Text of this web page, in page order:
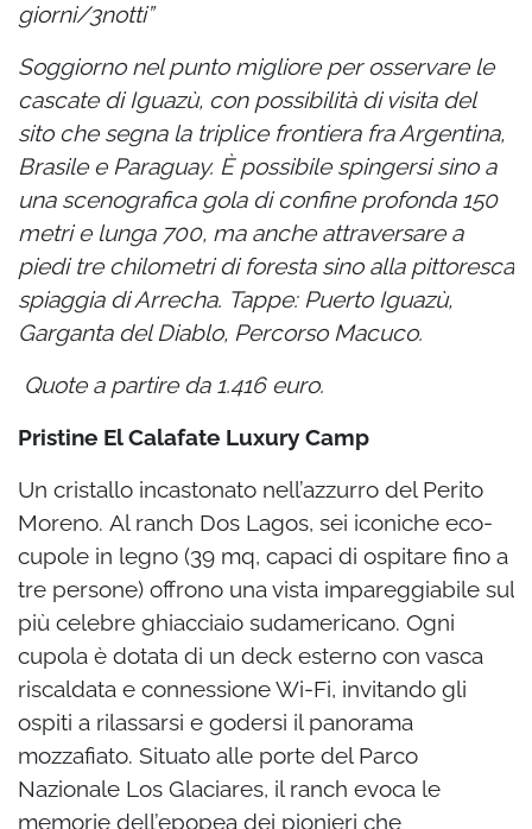
giorni/3notti”
Soggiorno nel punto migliore per osservare le
cascate di Iguazù, con possibilità di visita del
sito che segna la triplice frontiera fra Argentina,
Brasile e Paraguay. È possibile spingersi sino a
una scenografica gola di confine profonda 150
metri e lunga 700, ma anche attraversare a
piedi tre chilometri di foresta sino alla pittoresca
spiaggia di Arrecha. Tappe: Puerto Iguazù,
Garganta del Diablo, Percorso Macuco.
Quote a partire da 1.416 euro.
Pristine El Calafate Luxury Camp
Un cristallo incastonato nell’azzurro del Perito
Moreno. Al ranch Dos Lagos, sei iconiche eco-
cupole in legno (39 mq, capaci di ospitare fino a
tre persone) offrono una vista impareggiabile sul
più celebre ghiacciaio sudamericano. Ogni
cupola è dotata di un deck esterno con vasca
riscaldata e connessione Wi-Fi, invitando gli
ospiti a rilassarsi e godersi il panorama
mozzafiato. Situato alle porte del Parco
Nazionale Los Glaciares, il ranch evoca le
memorie dell’epopea dei pionieri che